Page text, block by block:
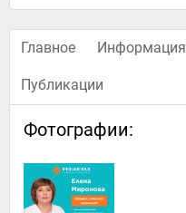
Главное Информация
Публикации
Фотографии: